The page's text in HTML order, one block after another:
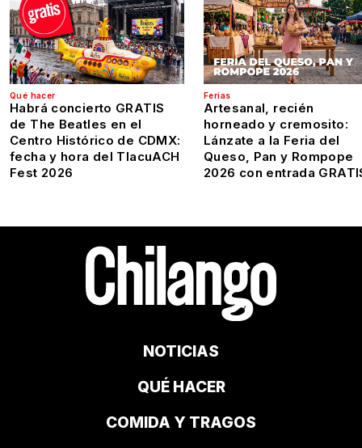
Qué hacer
Habrá concierto GRATIS
de The Beatles en el
Centro Histórico de CDMX:
fecha y hora del TlacuACH
Fest 2026
Ferias
Artesanal, recién
horneado y cremosito:
Lánzate a la Feria del
Queso, Pan y Rompope
2026 con entrada
NOTICIAS
QUÉ HACER
COMIDA Y TRAGOS